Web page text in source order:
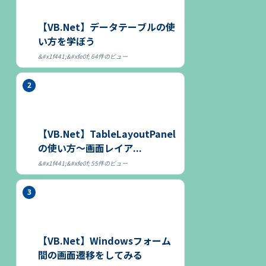
【VB.Net】データテーブルの使
い方を学ぼう
64件のビュー
【VB.Net】TableLayoutPanel
の使い方～画面レイア...
55件のビュー
【VB.Net】Windowsフォーム
間の画面遷移をしてみる